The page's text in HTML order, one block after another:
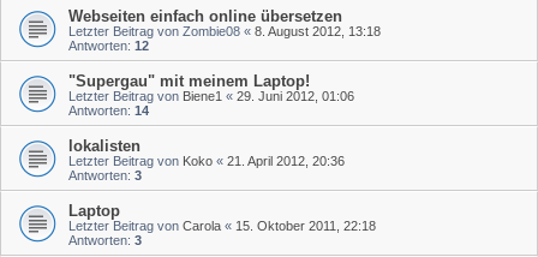
Webseiten einfach online übersetzen
Letzter Beitrag von Zombie08 « 8. August 2012, 13:18
Antworten: 12
"Supergau" mit meinem Laptop!
Letzter Beitrag von Biene1 « 29. Juni 2012, 01:06
Antworten: 14
lokalisten
Letzter Beitrag von Koko « 21. April 2012, 20:36
Antworten: 3
Laptop
Letzter Beitrag von Carola « 15. Oktober 2011, 22:18
Antworten: 3